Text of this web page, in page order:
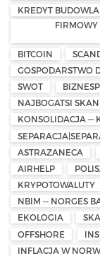
KREDYT
FIRMOWY
BITCOIN
GOSPODARSTWO
SWOT
NAJBOGATSI
KONSOLIDACJA —
ASTRAZANECA
AIRHELP
KRYPOTOWALUTY
NBIM — NORGES
EKOLOGIA
OFFSHORE
INFLACJA W